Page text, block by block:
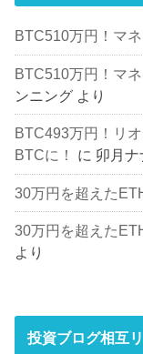
BTC510万円！マ
BTC510万円！マ
ンニング より
BTC493万円！リ
BTCに！
に 卯月ナ
30万円を超えた
30万円を超えた
より
投資ブログ相互